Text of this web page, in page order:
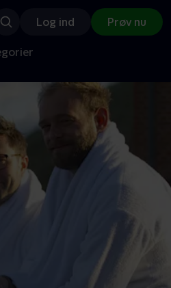
Log ind Prøv nu